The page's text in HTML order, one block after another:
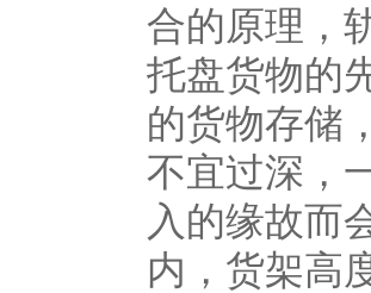
合的原理，
托盘货物的
的货物存储
不宜过深，
入的缘故而
内，货架高